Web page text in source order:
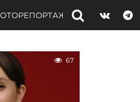
ИНТЕРВЬЮ
67